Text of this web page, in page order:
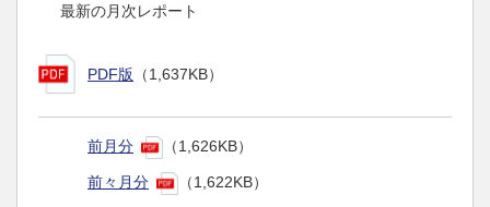
最新の月次レポート
PDF版 （1,637KB）
前月分 （1,626KB）
前々月分 （1,622KB）